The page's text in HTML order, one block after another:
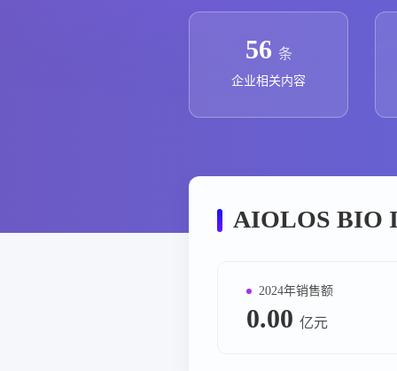
政策法规
药品生产企业
56 条
企业相关内容
AIOLOS BIO
2024年销售额
0.00 亿元